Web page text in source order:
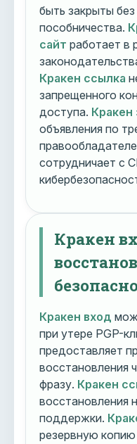
быть закрыты
пособничества.
сайт работает в
Кракен ссылка
запрещенного
доступа. Кракен
объявления по
сотрудничает с
Кракен
Кракен вход
при утере PGP-
предоставляет
восстановления
фразу. Кракен
восстановления
поддержки.
резервную